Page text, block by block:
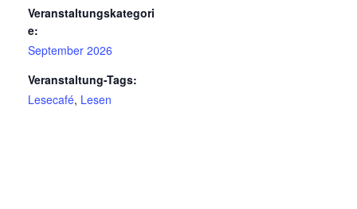
Veranstaltungskategori
e:
September 2026
Veranstaltung-Tags:
Lesecafé, Lesen